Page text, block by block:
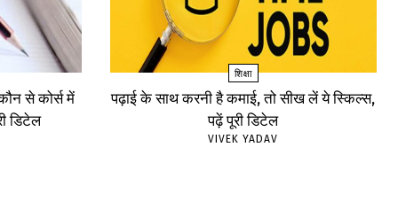
से कोर्स में
डिटेल
शिक्षा
पढ़ाई के साथ करनी है कमाई, तो सीख लें ये स्किल्स,
पढ़ें पूरी डिटेल
VIVEK YADAV